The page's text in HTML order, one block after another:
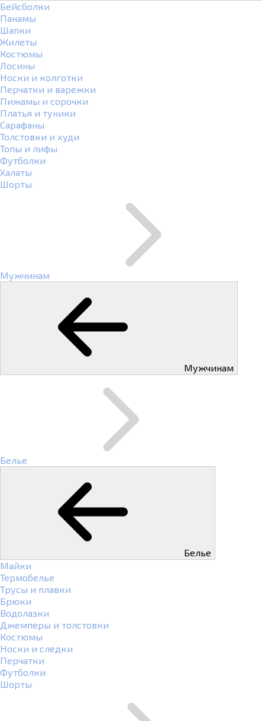
Бейсболки
Панамы
Шапки
Жилеты
Костюмы
Лосины
Носки и колготки
Перчатки и варежки
Пижамы и сорочки
Платья и туники
Сарафаны
Толстовки и худи
Топы и лифы
Футболки
Халаты
Шорты
Мужчинам
Мужчинам
Белье
Белье
Майки
Термобелье
Трусы и плавки
Брюки
Водолазки
Джемперы и толстовки
Костюмы
Носки и следки
Перчатки
Футболки
Шорты